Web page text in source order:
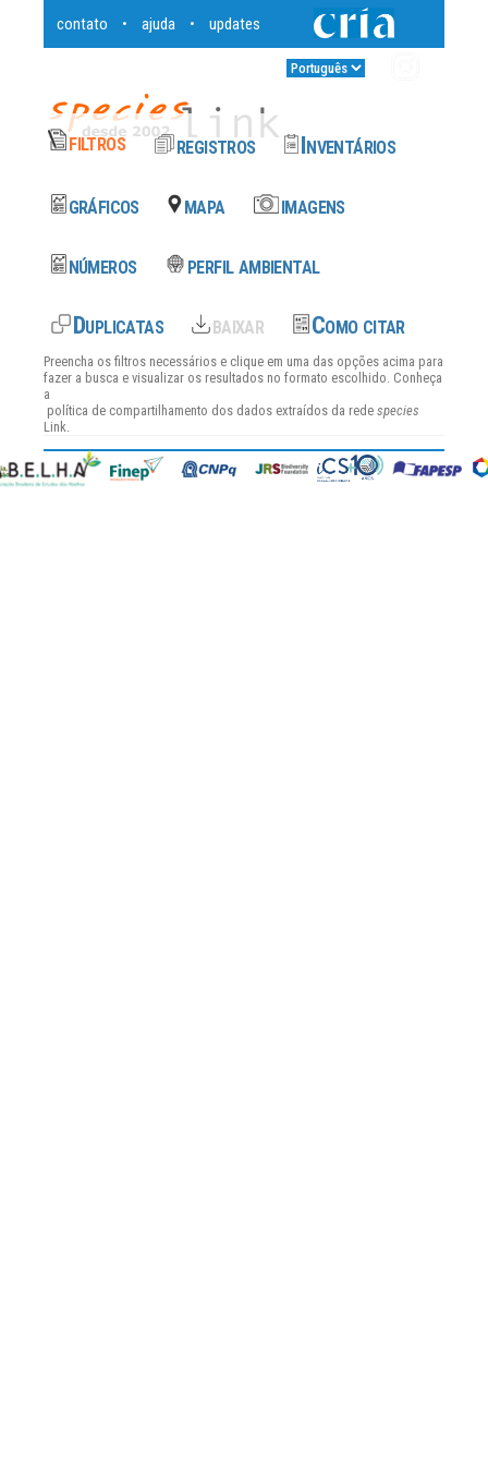
contato • ajuda • updates
Preencha os filtros necessários e clique em uma das opções acima para
fazer a busca e visualizar os resultados no formato escolhido. Conheça
a
política de compartilhamento dos dados extraídos da rede species
Link.